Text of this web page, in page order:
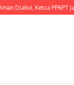
Ketua PPKPT Jadi